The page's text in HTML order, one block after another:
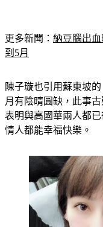
更多新聞：
陳子璇也引用蘇東坡
月有陰晴圓缺，此事
表明與高國華兩人都